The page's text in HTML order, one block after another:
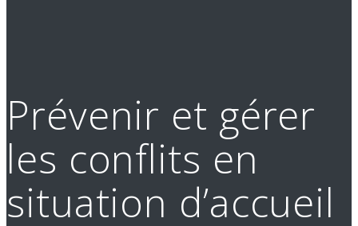
Prévenir et gérer
les conflits en
situation d’accueil